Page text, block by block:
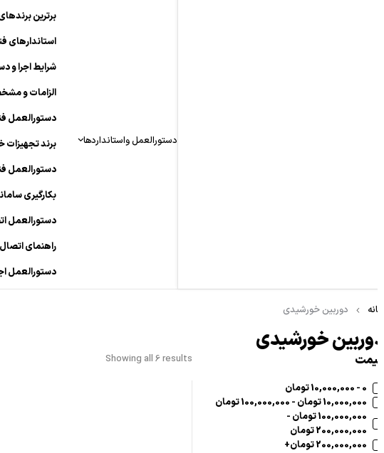
دستورالعمل واستانداردها
برترین
استاندارهای
شرایط اجرا و
الزامات و
دستورالعمل
برند تجهیزات
دستورالعمل
بکارگیری
دستورالعمل
راهنمای اتصال
دستورالعمل
خورشیدی
دوربین خورشیدی
0 - 10,000,000 تومان
10,000,000 تومان - 100,000,000 تومان
100,000,000 تومان -
200,000,000 تومان
200,000,000 تومان+
Showing all 6 results